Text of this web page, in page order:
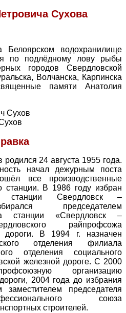
Сухова
водохранилище
по подлёдному лову рыбы
городов Свердловской
Волчанска, Карпинска
памяти Анатолия
24 августа 1955 года.
начал дежурным поста
все производственные
станции. В 1986 году избран
станции Свердловск –
председателем
станции «Свердловск –
райпрофсожа
дороги. В 1994 г. назначен
отделения филиала
отделения социального
железной дороге. С 2000
организацию
2004 года до избрания
председателя
союза
строителей.